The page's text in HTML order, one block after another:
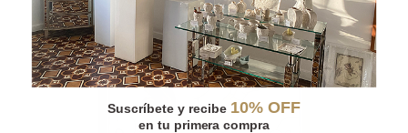
Suscríbete y recibe 10% OFF
en tu primera compra